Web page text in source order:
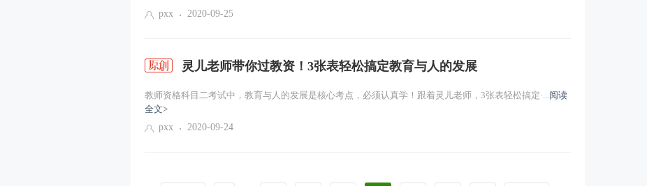
pxx
2020-09-25
灵儿老师带你过教资！3张表轻松搞定教育与人的发展
教师资格科目二考试中，教育与人的发展是核心考点，必须认真学！跟着灵儿老师，3张表轻松搞定·...阅读
全文>
pxx
2020-09-24